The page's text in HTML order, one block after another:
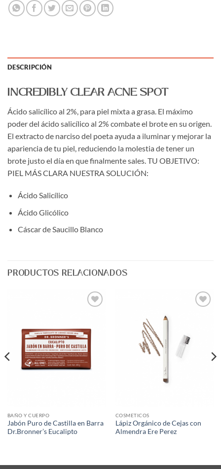
DESCRIPCIÓN
INCREDIBLY CLEAR ACNE SPOT
Ácido salicílico al 2%, para piel mixta a grasa. El máximo
poder del ácido salicílico al 2% combate el brote en su origen.
El extracto de narciso del poeta ayuda a iluminar y mejorar la
apariencia de tu piel, reduciendo la molestia de tener un
brote justo el día en que finalmente sales. TU OBJETIVO:
PIEL MÁS CLARA NUESTRA SOLUCIÓN:
Ácido Salicílico
Ácido Glicólico
Cáscar de Saucillo Blanco
PRODUCTOS RELACIONADOS
de
Deseos
BAÑO Y CUERPO
Jabón Puro de Castilla en Barra
Dr.Bronner’s Eucalipto
COSMETICOS
Lápiz Orgánico de Cejas con
Almendra Ere Perez